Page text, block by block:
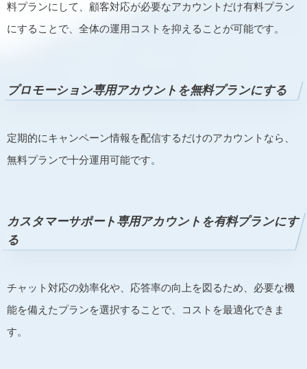
料プランにして、顧客対応が必要なアカウントだけ有料プラン
にすることで、全体の運用コストを抑えることが可能です。
プロモーション専用アカウントを無料プランにする
定期的にキャンペーン情報を配信するだけのアカウントなら、
無料プランで十分運用可能です。
カスタマーサポート専用アカウントを有料プランにす
る
チャット対応の効率化や、応答率の向上を図るため、必要な機
能を備えたプランを選択することで、コストを最適化できま
す。